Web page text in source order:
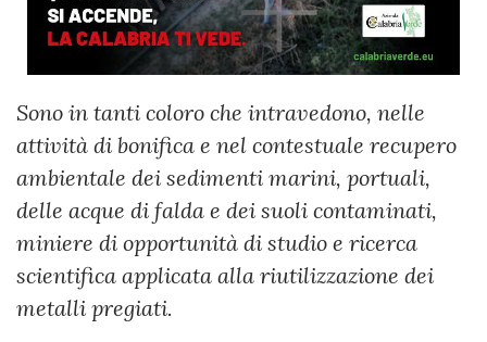
Sono in tanti coloro che intravedono, nelle
attività di bonifica e nel contestuale recupero
ambientale dei sedimenti marini, portuali,
delle acque di falda e dei suoli contaminati,
miniere di opportunità di studio e ricerca
scientifica applicata alla riutilizzazione dei
metalli pregiati.